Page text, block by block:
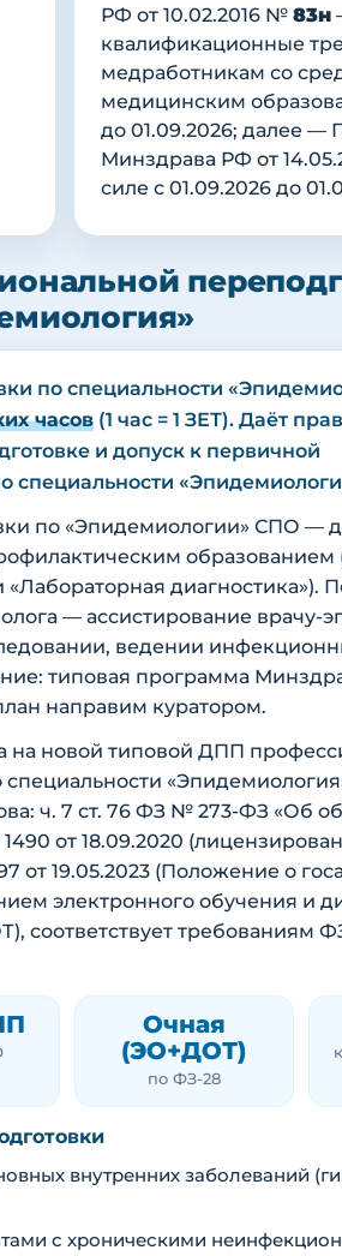
РФ от 10.02.2016 № 83н
квалификационные
медработникам со
медицинским
до 01.09.2026; далее —
Минздрава РФ от
силе с 01.09.2026 до
по специальности
часов (1 час = 1 ЗЕТ). Даёт
и допуск к первичной
специальности
по «Эпидемиологии» СПО —
образованием
диагностика»).
— ассистирование врачу-
ведении
типовая программа
направим куратором.
на новой типовой ДПП
ч. 7 ст. 76 ФЗ № 273-ФЗ «Об
от 18.09.2020
от 19.05.2023 (Положение о
электронного обучения и
соответствует требованиям
Очная
(ЭО+ДОТ)
по ФЗ-28
внутренних заболеваний
с хроническими